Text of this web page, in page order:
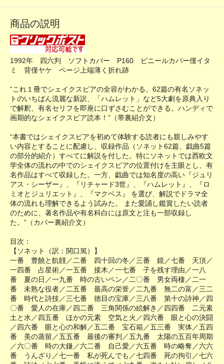
商品の説明
1992年 四六判 ソフトカバー P160 ビニールカバー僅イタ
ミ 背僅ヤケ ページ上端薄く折れ跡
“これ１冊でシェイクスピアの全容がわかる。62篇の有名ソネッ
トのいちばん流麗な新訳、「ハムレット」など5大劇を原典入り
で解釈、有名セリフを即座に口ずさむことができる。ハンディで
画期的なシェイクスピア読本！”（帯裏紹介文）
“本書ではシェイクスピアを初めて体験する読者にも親しみやす
い内容とすることに配慮し、収録作品（ソネット62篇、戯曲5篇
の部分的紹介）すべてに解説を付した。特にソネットでは西欧文
学全体の流れの中でのシェイクスピアの位置付けを主眼とし、有
名作品はすべて収録した。一方、戯曲では知名度の高い『ジュリ
アス・シーザー』、『リチャード3世』、『ハムレット』、『ロ
ミオとジュリエット』、『マクベス』 を選び、解説でドラマ全
体の流れも理解できるよう試みた。 また愛誦し鑑賞したい読者
のために、著名作品や有名科白には原文と注も一部収録し
た。”（カバー裏紹介文）
目次：
【ソネット（訳：関口篤）】
一番 豊饒と飢饉／二番 四十回の冬／三番 鏡／七番 天頂／
一四番 占星術／一五番 接木／一七番 子を残す理由／一八
番 夏の日／一九番 時の古いペン／二〇番 男女両棲／二一
番 未熟な役者／二五番 最高の栄誉／二九番 無二の富／三二
番 時代と詩技／三七番 徳目の宝庫／三八番 第十の詩神／四
〇番 愛人の在庫／四二番 三角関係の絵解き／四四番 二元素
土と水／四五番 ほかの元素 空気と火／四六番 眼と心の決闘
／四六番 眼と心の和解／五二番 宝石箱／五三番 実体／五四
番 美の蒸留／五五番 最後の審判／五九番 太陽の五百年周期
／六〇番 時の大鎌／六二番 自己愛／六五番 時の略奪／六六
番 うんざり／七一番 私が死んでも／七四番 死の拘引／七六